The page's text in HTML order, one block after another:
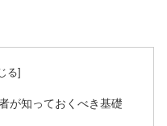
が知っておくべき基礎